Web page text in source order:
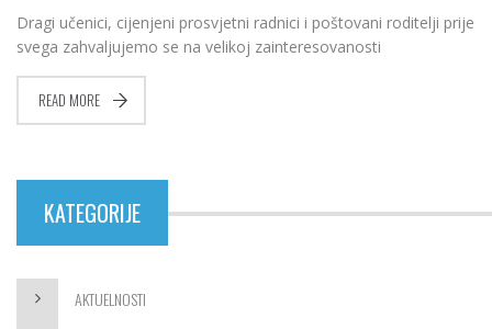
Dragi učenici, cijenjeni prosvjetni radnici i poštovani roditelji prije
svega zahvaljujemo se na velikoj zainteresovanosti
READ MORE
KATEGORIJE
AKTUELNOSTI